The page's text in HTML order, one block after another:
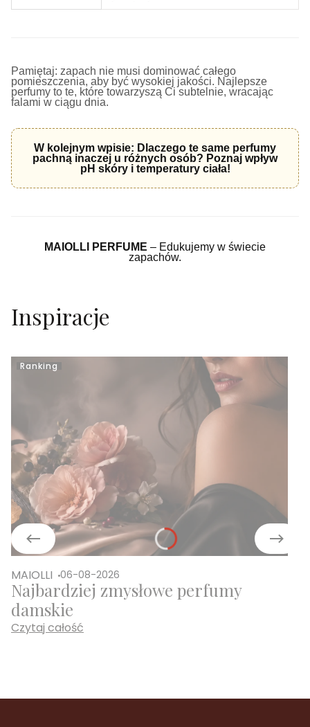
Pamiętaj: zapach nie musi dominować całego
pomieszczenia, aby być wysokiej jakości. Najlepsze
perfumy to te, które towarzyszą Ci subtelnie, wracając
falami w ciągu dnia.
W kolejnym wpisie: Dlaczego te same perfumy
pachną inaczej u różnych osób? Poznaj wpływ
pH skóry i temperatury ciała!
MAIOLLI PERFUME – Edukujemy w świecie
zapachów.
Inspiracje
Ranking
MAIOLLI 06-08-2026
Najbardziej zmysłowe perfumy
damskie
Czytaj całość